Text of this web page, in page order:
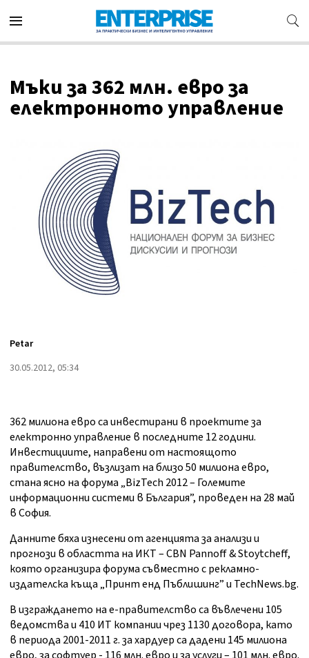
Мъки за 362 млн. евро за
електронното управление
Petar
30.05.2012, 05:34
362 милиона евро са инвестирани в проектите за
електронно управление в последните 12 години.
Инвестициите, направени от настоящото
правителство, възлизат на близо 50 милиона евро,
стана ясно на форума „BizTech 2012 – Големите
информационни системи в България”, проведен на 28 май
в София.
Данните бяха изнесени от агенцията за анализи и
прогнози в областта на ИКТ – CBN Pannoff & Stoytcheff,
която организира форума съвместно с рекламно-
издателска къща „Принт енд Пъблишинг” и TechNews.bg.
В изграждането на е-правителство са въвлечени 105
ведомства и 410 ИТ компании чрез 1130 договора, като
в периода 2001-2011 г. за хардуер са дадени 145 милиона